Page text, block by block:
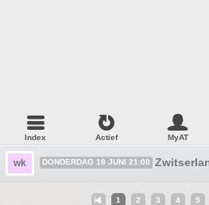
Index Actief MyAT
wk DONDERDAG 18 JUNI 21:00
1 2 3 4 5